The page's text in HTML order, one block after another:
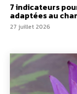
7 indicateurs
adaptées au
27 juillet 2026